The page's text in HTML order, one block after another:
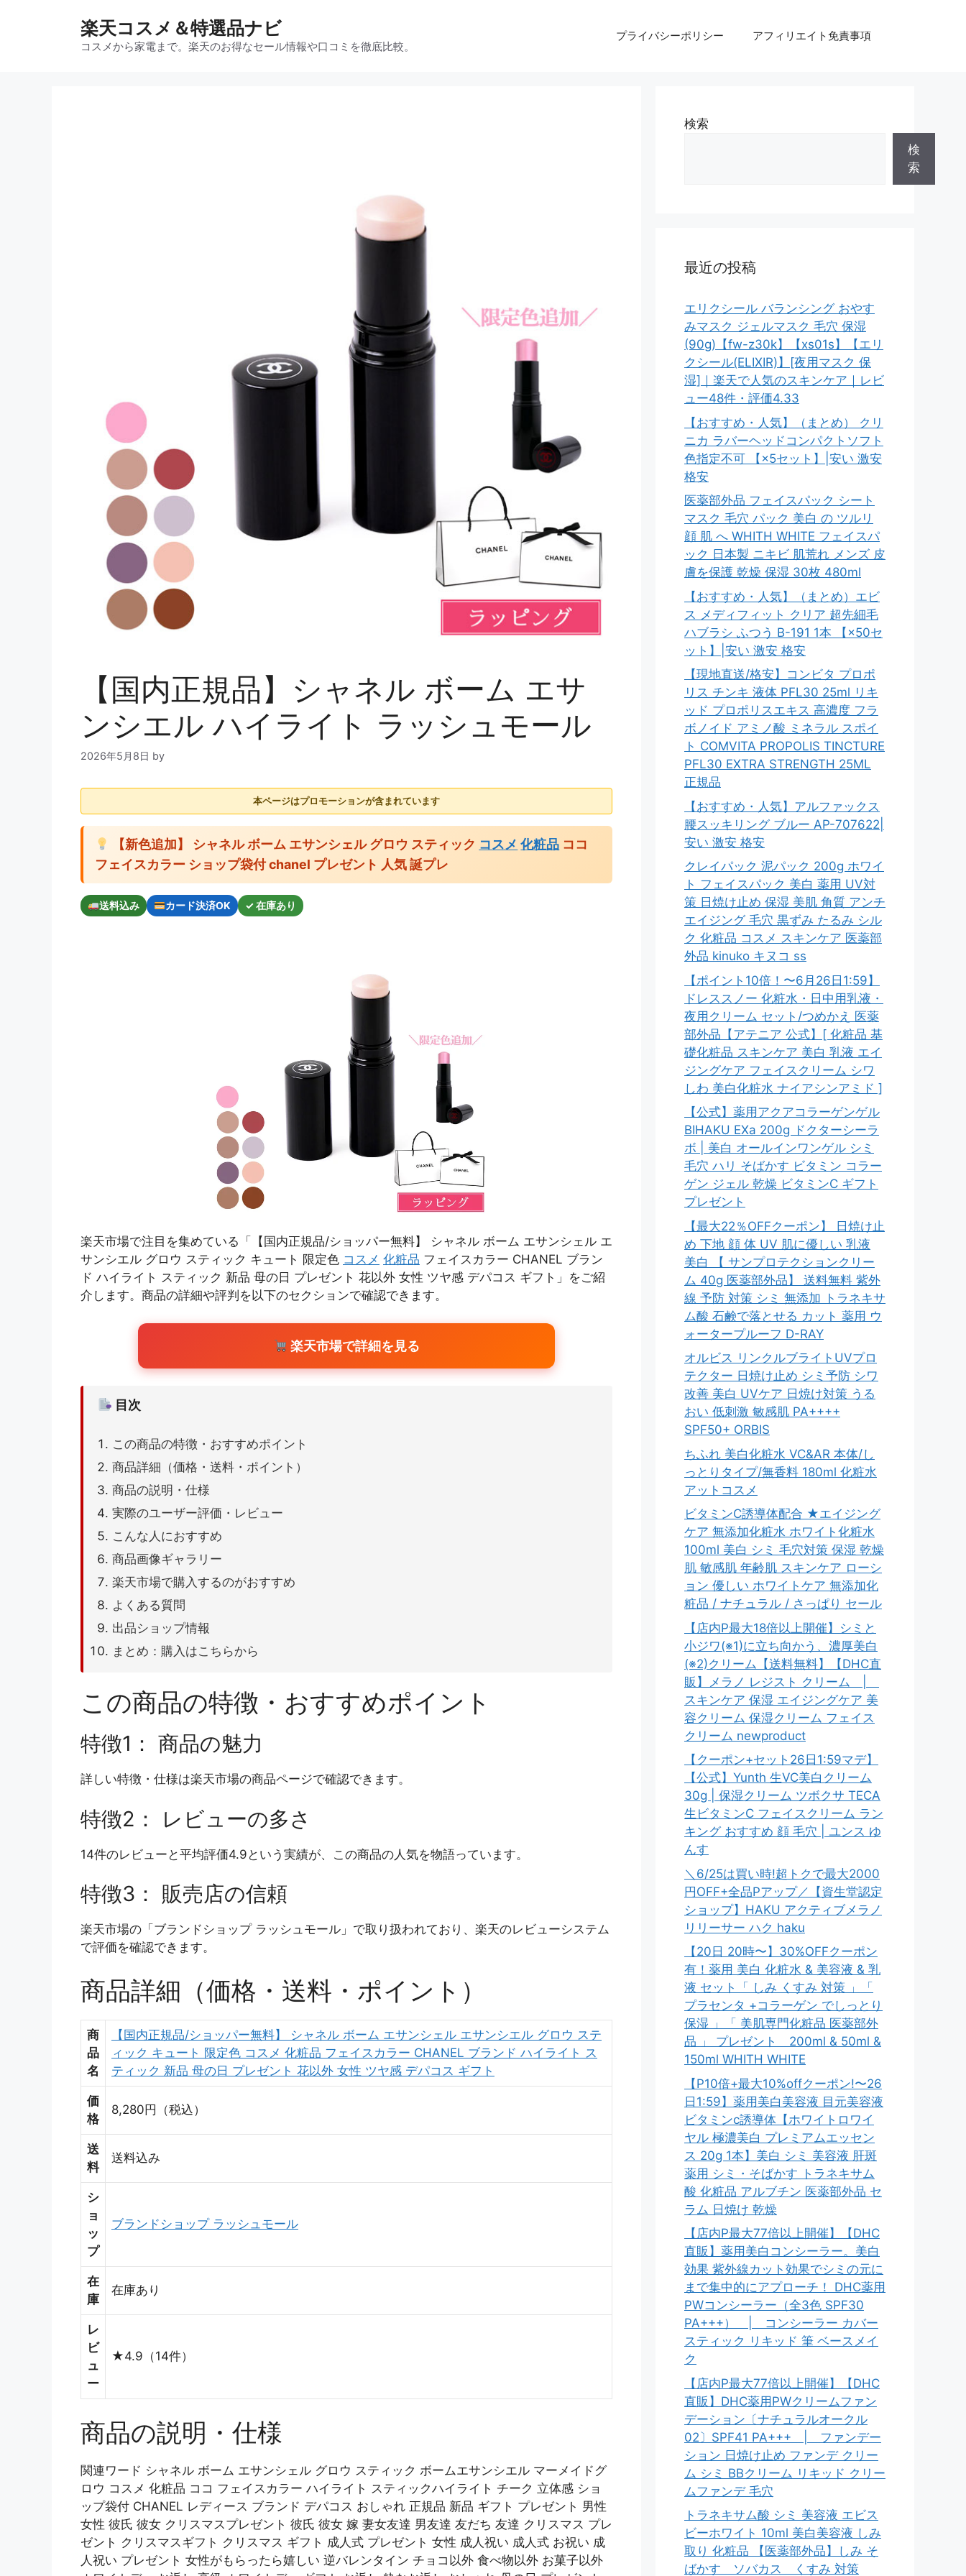
楽天コスメ＆特選品ナビ
コスメから家電まで。楽天のお得なセール情報や口コミを徹底比較。
プライバシーポリシー アフィリエイト免責事項
【国内正規品】シャネル ボーム エサ
ンシエル ハイライト ラッシュモール
2026年5月8日 by
本ページはプロモーションが含まれています
【新色追加】 シャネル ボーム エサンシェル グロウ スティック コスメ 化粧品 ココ
フェイスカラー ショップ袋付 chanel プレゼント 人気 誕プレ
送料込み カード決済OK ✓ 在庫あり
楽天市場で注目を集めている「【国内正規品/ショッパー無料】 シャネル ボーム エサンシェル エ
サンシエル グロウ スティック キュート 限定色 コスメ 化粧品 フェイスカラー CHANEL ブラン
ド ハイライト スティック 新品 母の日 プレゼント 花以外 女性 ツヤ感 デパコス ギフト」をご紹
介します。商品の詳細や評判を以下のセクションで確認できます。
楽天市場で詳細を見る
目次
この商品の特徴・おすすめポイント
商品詳細（価格・送料・ポイント）
商品の説明・仕様
実際のユーザー評価・レビュー
こんな人におすすめ
商品画像ギャラリー
楽天市場で購入するのがおすすめ
よくある質問
出品ショップ情報
まとめ：購入はこちらから
この商品の特徴・おすすめポイント
特徴1： 商品の魅力
詳しい特徴・仕様は楽天市場の商品ページで確認できます。
特徴2： レビューの多さ
14件のレビューと平均評価4.9という実績が、この商品の人気を物語っています。
特徴3： 販売店の信頼
楽天市場の「ブランドショップ ラッシュモール」で取り扱われており、楽天のレビューシステム
で評価を確認できます。
商品詳細（価格・送料・ポイント）
商
品
名
【国内正規品/ショッパー無料】 シャネル ボーム エサンシェル エサンシエル グロウ ステ
ィック キュート 限定色 コスメ 化粧品 フェイスカラー CHANEL ブランド ハイライト ス
ティック 新品 母の日 プレゼント 花以外 女性 ツヤ感 デパコス ギフト
価
格
8,280円（税込）
送
料
送料込み
シ
ョ
ッ
プ
ブランドショップ ラッシュモール
在
庫
在庫あり
レ
ビ
ュ
ー
★4.9（14件）
商品の説明・仕様
関連ワード シャネル ボーム エサンシェル グロウ スティック ボームエサンシエル マーメイドグ
ロウ コスメ 化粧品 ココ フェイスカラー ハイライト スティックハイライト チーク 立体感 ショ
ップ袋付 CHANEL レディース ブランド デパコス おしゃれ 正規品 新品 ギフト プレゼント 男性
女性 彼氏 彼女 クリスマスプレゼント 彼氏 彼女 嫁 妻女友達 男友達 友だち 友達 クリスマス プレ
ゼント クリスマスギフト クリスマス ギフト 成人式 プレゼント 女性 成人祝い 成人式 お祝い 成
人祝い プレゼント 女性がもらったら嬉しい 逆バレンタイン チョコ以外 食べ物以外 お菓子以外
検索
検
索
最近の投稿
エリクシール バランシング おやす
みマスク ジェルマスク 毛穴 保湿
(90g)【fw-z30k】【xs01s】【エリ
クシール(ELIXIR)】[夜用マスク 保
湿]｜楽天で人気のスキンケア｜レビ
ュー48件・評価4.33
【おすすめ・人気】（まとめ） クリ
ニカ ラバーヘッドコンパクトソフト
色指定不可 【×5セット】|安い 激安
格安
医薬部外品 フェイスパック シート
マスク 毛穴 パック 美白 の ツルリ
顔 肌 へ WHITH WHITE フェイスパ
ック 日本製 ニキビ 肌荒れ メンズ 皮
膚を保護 乾燥 保湿 30枚 480ml
【おすすめ・人気】（まとめ）エビ
ス メディフィット クリア 超先細毛
ハブラシ ふつう B-191 1本 【×50セ
ット】|安い 激安 格安
【現地直送/格安】コンビタ プロポ
リス チンキ 液体 PFL30 25ml リキ
ッド プロポリスエキス 高濃度 フラ
ボノイド アミノ酸 ミネラル スポイ
ト COMVITA PROPOLIS TINCTURE
PFL30 EXTRA STRENGTH 25ML
正規品
【おすすめ・人気】アルファックス
腰スッキリング ブルー AP-707622|
安い 激安 格安
クレイパック 泥パック 200g ホワイ
ト フェイスパック 美白 薬用 UV対
策 日焼け止め 保湿 美肌 角質 アンチ
エイジング 毛穴 黒ずみ たるみ シル
ク 化粧品 コスメ スキンケア 医薬部
外品 kinuko キヌコ ss
【ポイント10倍！〜6月26日1:59】
ドレススノー 化粧水・日中用乳液・
夜用クリーム セット/つめかえ 医薬
部外品【アテニア 公式】[ 化粧品 基
礎化粧品 スキンケア 美白 乳液 エイ
ジングケア フェイスクリーム シワ
しわ 美白化粧水 ナイアシンアミド ]
【公式】薬用アクアコラーゲンゲル
BIHAKU EXa 200g ドクターシーラ
ボ | 美白 オールインワンゲル シミ
毛穴 ハリ そばかす ビタミン コラー
ゲン ジェル 乾燥 ビタミンC ギフト
プレゼント
【最大22％OFFクーポン】 日焼け止
め 下地 顔 体 UV 肌に優しい 乳液
美白 【 サンプロテクションクリー
ム 40g 医薬部外品】 送料無料 紫外
線 予防 対策 シミ 無添加 トラネキサ
ム酸 石鹸で落とせる カット 薬用 ウ
ォータープルーフ D-RAY
オルビス リンクルブライトUVプロ
テクター 日焼け止め シミ予防 シワ
改善 美白 UVケア 日焼け対策 うる
おい 低刺激 敏感肌 PA++++
SPF50+ ORBIS
ちふれ 美白化粧水 VC&AR 本体/し
っとりタイプ/無香料 180ml 化粧水
アットコスメ
ビタミンC誘導体配合 ★エイジング
ケア 無添加化粧水 ホワイト化粧水
100ml 美白 シミ 毛穴対策 保湿 乾燥
肌 敏感肌 年齢肌 スキンケア ローシ
ョン 優しい ホワイトケア 無添加化
粧品 / ナチュラル / さっぱり セール
【店内P最大18倍以上開催】シミと
小ジワ(※1)に立ち向かう、濃厚美白
(※2)クリーム【送料無料】【DHC直
販】メラノ レジスト クリーム |
スキンケア 保湿 エイジングケア 美
容クリーム 保湿クリーム フェイス
クリーム newproduct
【クーポン+セット26日1:59マデ】
【公式】Yunth 生VC美白クリーム
30g | 保湿クリーム ツボクサ TECA
生ビタミンC フェイスクリーム ラン
キング おすすめ 顔 毛穴 | ユンス ゆ
んす
＼6/25は買い時!超トクで最大2000
円OFF+全品Pアップ／【資生堂認定
ショップ】HAKU アクティブメラノ
リリーサー ハク haku
【20日 20時〜】30%OFFクーポン
有！薬用 美白 化粧水 & 美容液 & 乳
液 セット「 しみ くすみ 対策 」「
プラセンタ +コラーゲン でしっとり
保湿 」「 美肌専門化粧品 医薬部外
品 」 プレゼント 200ml & 50ml &
150ml WHITH WHITE
【P10倍+最大10%offクーポン!〜26
日1:59】薬用美白美容液 目元美容液
ビタミンc誘導体【ホワイトロワイ
ヤル 極濃美白 プレミアムエッセン
ス 20g 1本】美白 シミ 美容液 肝斑
薬用 シミ・そばかす トラネキサム
酸 化粧品 アルブチン 医薬部外品 セ
ラム 日焼け 乾燥
【店内P最大77倍以上開催】【DHC
直販】薬用美白コンシーラー。美白
効果 紫外線カット効果でシミの元に
まで集中的にアプローチ！ DHC薬用
PWコンシーラー（全3色 SPF30
PA+++） | コンシーラー カバー
スティック リキッド 筆 ベースメイ
ク
【店内P最大77倍以上開催】【DHC
直販】DHC薬用PWクリームファン
デーション〔ナチュラルオークル
02〕SPF41 PA+++ | ファンデー
ション 日焼け止め ファンデ クリー
ム シミ BBクリーム リキッド クリー
ムファンデ 毛穴
トラネキサム酸 シミ 美容液 エビス
ビーホワイト 10ml 美白美容液 しみ
取り 化粧品 【医薬部外品】しみ そ
ばかす ソバカス くすみ 対策